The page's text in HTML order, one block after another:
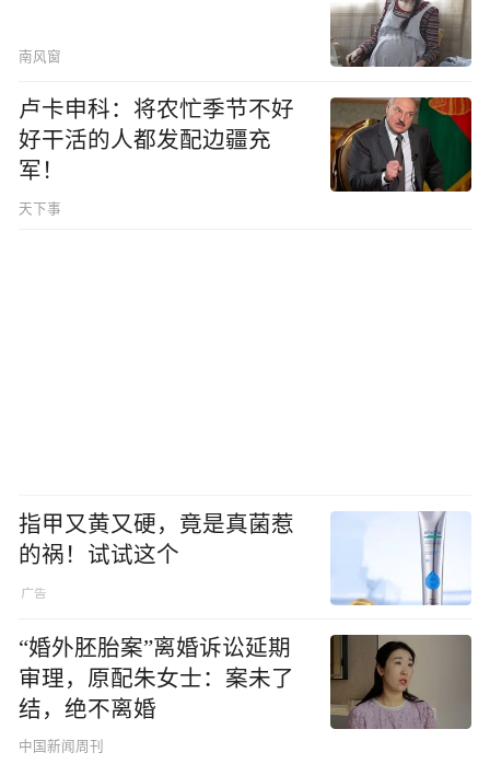
南风窗
卢卡申科：将农忙季节不好
好干活的人都发配边疆充
军！
天下事
指甲又黄又硬，竟是真菌惹
的祸！试试这个
“婚外胚胎案”离婚诉讼延期
审理，原配朱女士：案未了
结，绝不离婚
中国新闻周刊